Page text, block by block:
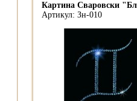
Картина Сваровски
Артикул: Зн-010